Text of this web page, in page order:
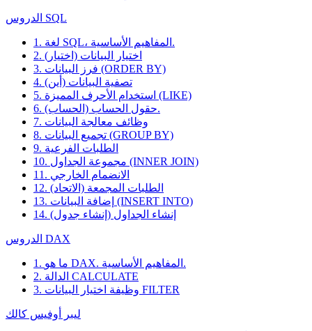
الدروس SQL
1. لغة SQL، المفاهيم الأساسية.
2. اختيار البيانات (اختيار)
3. فرز البيانات (ORDER BY)
4. تصفية البيانات (أين)
5. استخدام الأحرف المميزة (LIKE)
6. حقول الحساب (الحساب).
7. وظائف معالجة البيانات
8. تجميع البيانات (GROUP BY)
9. الطلبات الفرعية
10. مجموعة الجداول (INNER JOIN)
11. الانضمام الخارجي
12. الطلبات المجمعة (الاتحاد)
13. إضافة البيانات (INSERT INTO)
14. إنشاء الجداول (إنشاء جدول)
الدروس DAX
1. ما هو DAX. المفاهيم الأساسية.
2. الدالة CALCULATE
3. وظيفة اختيار البيانات FILTER
ليبر أوفيس كالك